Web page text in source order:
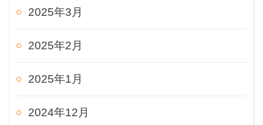
2025年3月
2025年2月
2025年1月
2024年12月